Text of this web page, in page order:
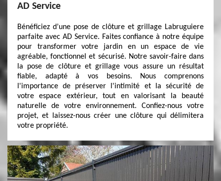
AD Service
Bénéficiez d’une pose de clôture et grillage Labruguiere
parfaite avec AD Service. Faites confiance à notre équipe
pour transformer votre jardin en un espace de vie
agréable, fonctionnel et sécurisé. Notre savoir-faire dans
la pose de clôture et grillage vous assure un résultat
fiable, adapté à vos besoins. Nous comprenons
l'importance de préserver l'intimité et la sécurité de
votre espace extérieur, tout en valorisant la beauté
naturelle de votre environnement. Confiez-nous votre
projet, et laissez-nous créer une clôture qui délimitera
votre propriété.